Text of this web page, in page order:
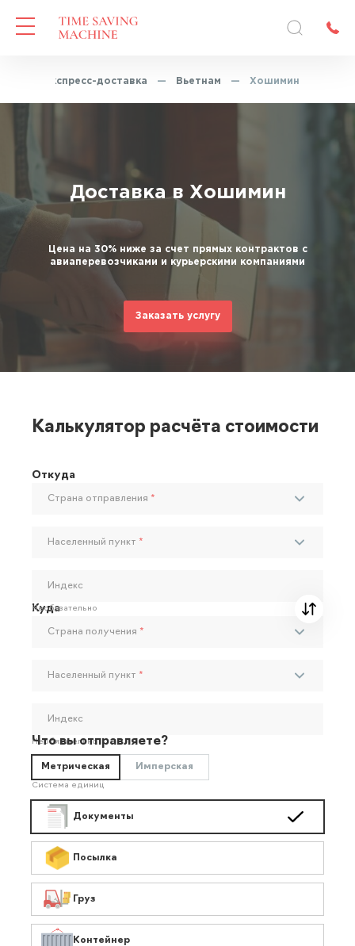
Экспресс-доставка — Вьетнам — Хошимин
Доставка в Хошимин
Цена на 30% ниже за счет прямых контрактов с
авиаперевозчиками и курьерскими компаниями
Заказать услугу
Калькулятор расчёта стоимости
Откуда
Страна отправления *
Населенный пункт *
Индекс
Необязательно
Куда
Страна получения *
Населенный пункт *
Индекс
Необязательно
Что вы отправляете?
Метрическая Имперская
Система единиц
Документы
Посылка
Груз
Контейнер